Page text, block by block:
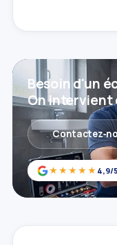
★★★★★ 4,9/5
Besoin d'un
On intervient